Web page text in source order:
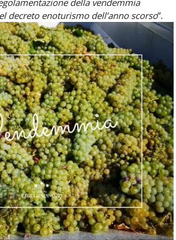
decreto enoturismo dell’anno scorso”.